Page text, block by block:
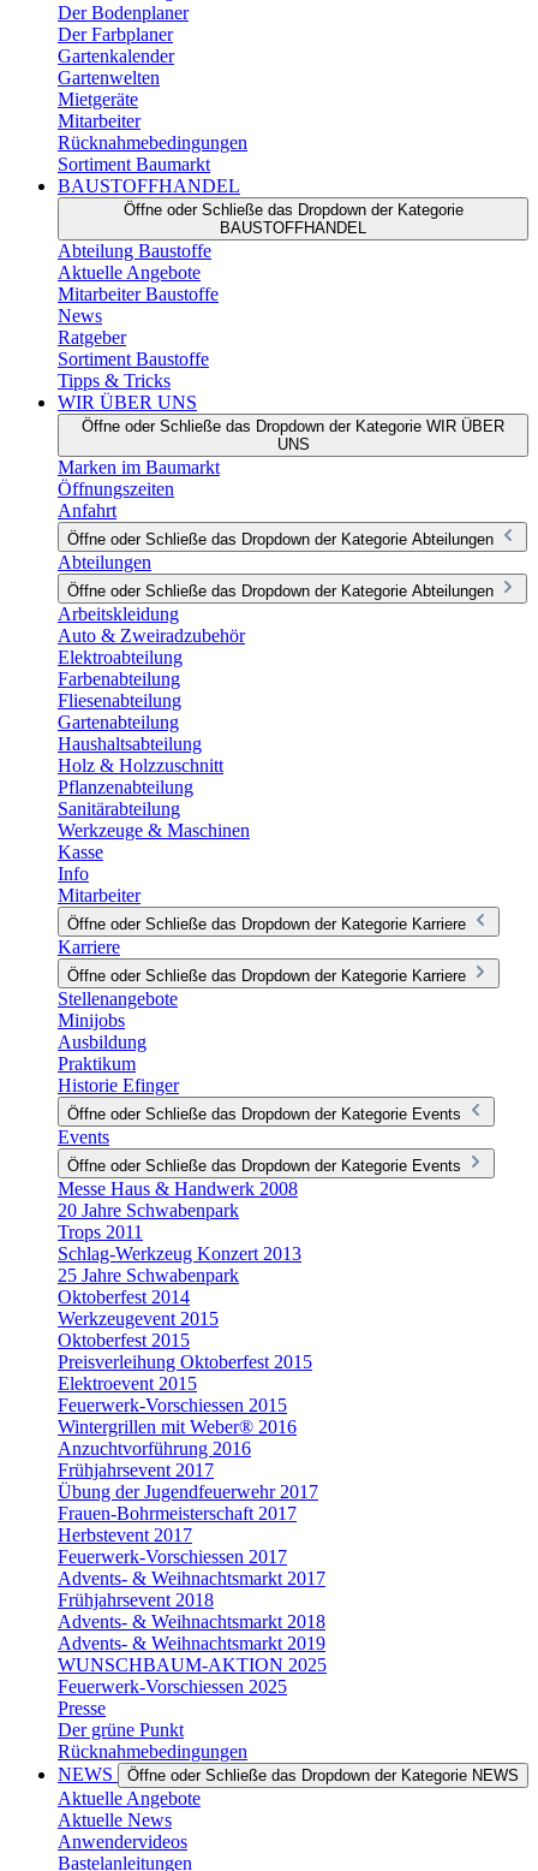
Der Bodenplaner
Der Farbplaner
Gartenkalender
Gartenwelten
Mietgeräte
Mitarbeiter
Rücknahmebedingungen
Sortiment Baumarkt
BAUSTOFFHANDEL
Öffne oder Schließe das Dropdown der Kategorie
BAUSTOFFHANDEL
Abteilung Baustoffe
Aktuelle Angebote
Mitarbeiter Baustoffe
News
Ratgeber
Sortiment Baustoffe
Tipps & Tricks
WIR ÜBER UNS
Öffne oder Schließe das Dropdown der Kategorie WIR ÜBER
UNS
Marken im Baumarkt
Öffnungszeiten
Anfahrt
Öffne oder Schließe das Dropdown der Kategorie Abteilungen
Abteilungen
Öffne oder Schließe das Dropdown der Kategorie Abteilungen
Arbeitskleidung
Auto & Zweiradzubehör
Elektroabteilung
Farbenabteilung
Fliesenabteilung
Gartenabteilung
Haushaltsabteilung
Holz & Holzzuschnitt
Pflanzenabteilung
Sanitärabteilung
Werkzeuge & Maschinen
Kasse
Info
Mitarbeiter
Öffne oder Schließe das Dropdown der Kategorie Karriere
Karriere
Öffne oder Schließe das Dropdown der Kategorie Karriere
Stellenangebote
Minijobs
Ausbildung
Praktikum
Historie Efinger
Öffne oder Schließe das Dropdown der Kategorie Events
Events
Öffne oder Schließe das Dropdown der Kategorie Events
Messe Haus & Handwerk 2008
20 Jahre Schwabenpark
Trops 2011
Schlag-Werkzeug Konzert 2013
25 Jahre Schwabenpark
Oktoberfest 2014
Werkzeugevent 2015
Oktoberfest 2015
Preisverleihung Oktoberfest 2015
Elektroevent 2015
Feuerwerk-Vorschiessen 2015
Wintergrillen mit Weber® 2016
Anzuchtvorführung 2016
Frühjahrsevent 2017
Übung der Jugendfeuerwehr 2017
Frauen-Bohrmeisterschaft 2017
Herbstevent 2017
Feuerwerk-Vorschiessen 2017
Advents- & Weihnachtsmarkt 2017
Frühjahrsevent 2018
Advents- & Weihnachtsmarkt 2018
Advents- & Weihnachtsmarkt 2019
WUNSCHBAUM-AKTION 2025
Feuerwerk-Vorschiessen 2025
Presse
Der grüne Punkt
Rücknahmebedingungen
NEWS
Öffne oder Schließe das Dropdown der Kategorie NEWS
Aktuelle Angebote
Aktuelle News
Anwendervideos
Bastelanleitungen